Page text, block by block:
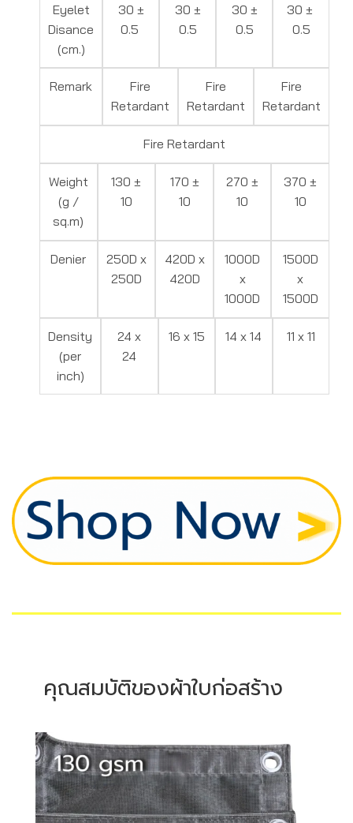
Eyelet
Disance
(cm.)
30 ±
0.5
30 ±
0.5
30 ±
0.5
30 ±
0.5
Remark
Fire
Retardant
Fire
Retardant
Fire
Retardant
Fire Retardant
Weight
(g /
sq.m)
130 ±
10
170 ±
10
270 ±
10
370 ±
10
Denier
250D x
250D
420D x
420D
1000D
x
1000D
1500D
x
1500D
Density
(per
inch)
24 x
24
16 x 15 14 x 14 11 x 11
คุณสมบัติของผ้าใบก่อสร้าง